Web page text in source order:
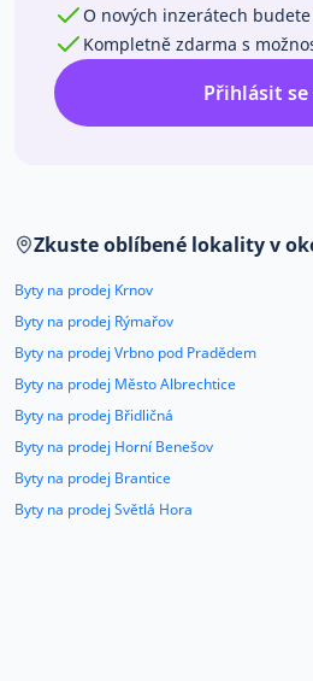
Okamžitý výkup
Přehled realitních
O nás
Kariéra
Kontakt
O nových inzerátech
Kompletně zdarma s
Přihlásit se
Zkuste oblíbené lokality v
Byty na prodej Krnov
Byty na prodej Rýmařov
Byty na prodej Vrbno pod Pradědem
Byty na prodej Město Albrechtice
Byty na prodej Břidličná
Byty na prodej Horní Benešov
Byty na prodej Brantice
Byty na prodej Světlá Hora